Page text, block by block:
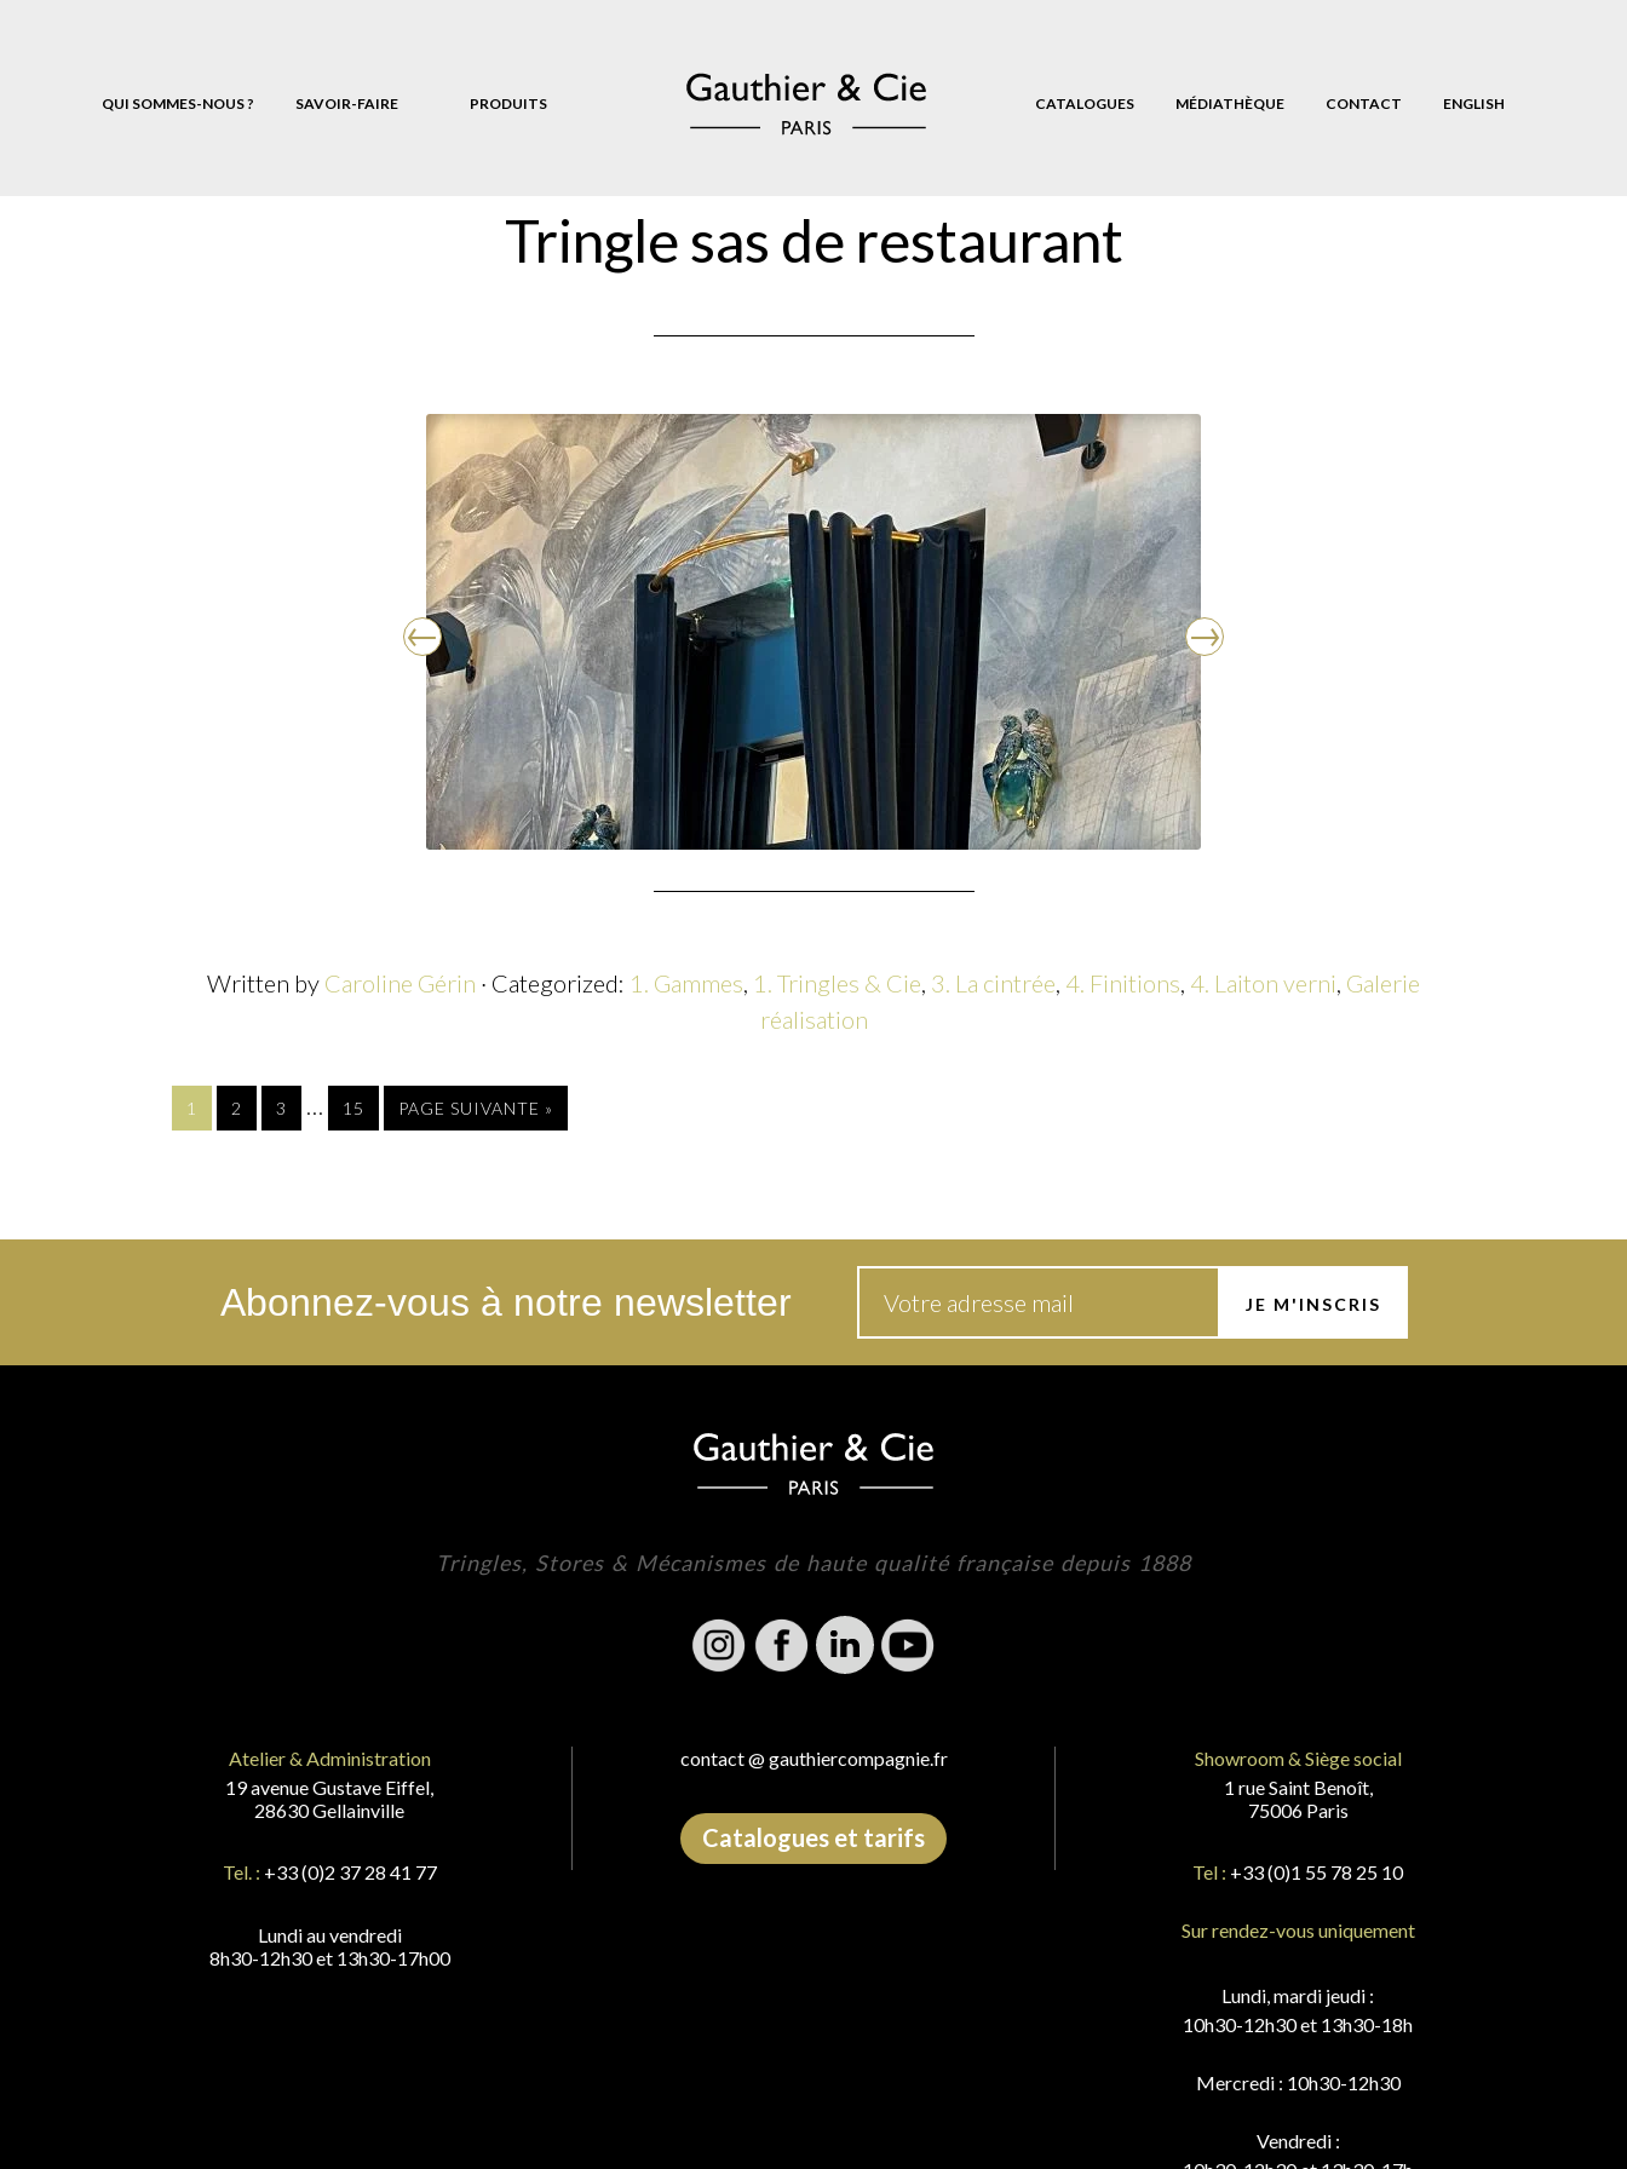
QUI SOMMES-NOUS ? SAVOIR-FAIRE PRODUITS CATALOGUES MÉDIATHÈQUE CONTACT ENGLISH
Tringle sas de restaurant
Written by Caroline Gérin · Categorized: 1. Gammes, 1. Tringles & Cie, 3. La cintrée, 4. Finitions, 4. Laiton verni, Galerie
réalisation
1 2 3 … 15 PAGE SUIVANTE »
Abonnez-vous à notre newsletter
Tringles, Stores & Mécanismes de haute qualité française depuis 1888
Atelier & Administration
19 avenue Gustave Eiffel,
28630 Gellainville
Tel. : +33 (0)2 37 28 41 77
Lundi au vendredi
8h30-12h30 et 13h30-17h00
contact @ gauthiercompagnie.fr
Catalogues et tarifs
Showroom & Siège social
1 rue Saint Benoît,
75006 Paris
Tel : +33 (0)1 55 78 25 10
Sur rendez-vous uniquement
Lundi, mardi jeudi :
10h30-12h30 et 13h30-18h
Mercredi : 10h30-12h30
Vendredi :